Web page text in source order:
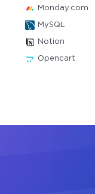
Monday.com
MySQL
Notion
Opencart